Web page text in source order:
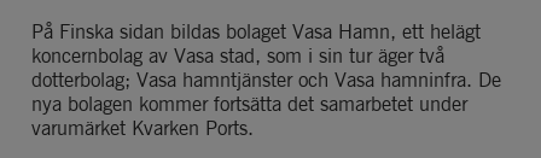
På Finska sidan bildas bolaget Vasa Hamn, ett helägt
koncernbolag av Vasa stad, som i sin tur äger två
dotterbolag; Vasa hamntjänster och Vasa hamninfra. De
nya bolagen kommer fortsätta det samarbetet under
varumärket Kvarken Ports.